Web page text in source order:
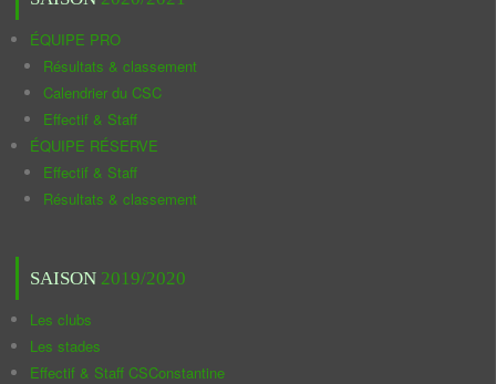
ÉQUIPE PRO
Résultats & classement
Calendrier du CSC
Effectif & Staff
ÉQUIPE RÉSERVE
Effectif & Staff
Résultats & classement
SAISON 2019/2020
Les clubs
Les stades
Effectif & Staff CSConstantine